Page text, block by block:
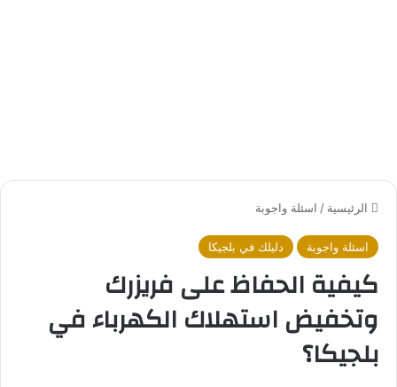
الرئيسية / اسئلة واجوبة
اسئلة واجوبة دليلك في بلجيكا
كيفية الحفاظ على فريزرك
وتخفيض استهلاك الكهرباء في
بلجيكا؟